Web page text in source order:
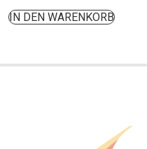
IN DEN WARENKORB